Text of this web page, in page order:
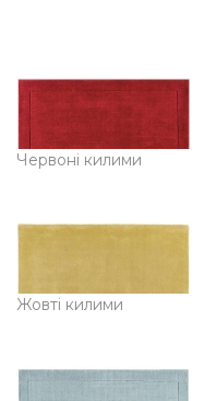
Червоні килими
Жовті килими